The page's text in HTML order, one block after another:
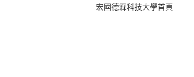
宏國德霖科技大學首頁